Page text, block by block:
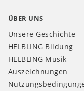
ÜBER UNS
Unsere Geschichte
HELBLING Bildung
HELBLING Musik
Auszeichnungen